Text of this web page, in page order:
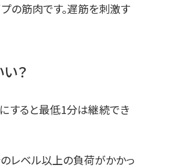
の筋肉です。遅筋を刺激す
？
すると最低1分は継続でき
のレベル以上の負荷がかかっ